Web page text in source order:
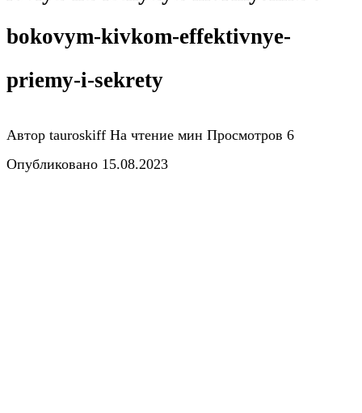
bokovym-kivkom-effektivnye-
priemy-i-sekrety
Автор tauroskiff На чтение мин Просмотров 6
Опубликовано 15.08.2023